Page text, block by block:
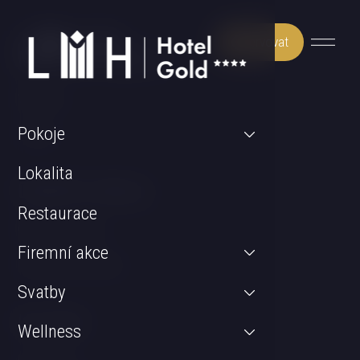
Rezervovat
Pokoje
Lokalita
Restaurace
Firemní akce
Svatby
Wellness
Může Vás zajímat
Pokoje
Obchodní podmínky
Kontakt